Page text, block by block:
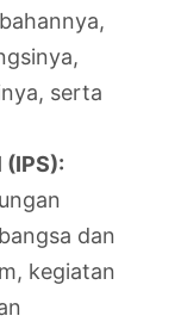
serta
(IPS):
dan
kegiatan